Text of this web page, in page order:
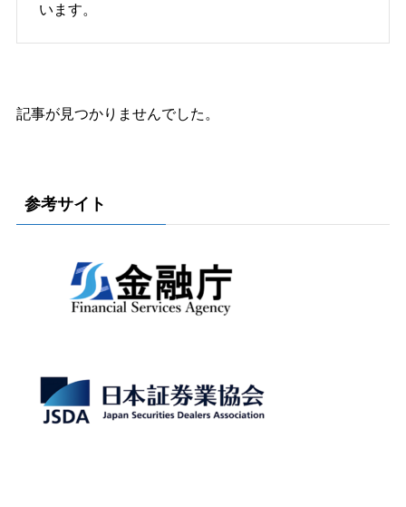
います。
記事が見つかりませんでした。
参考サイト